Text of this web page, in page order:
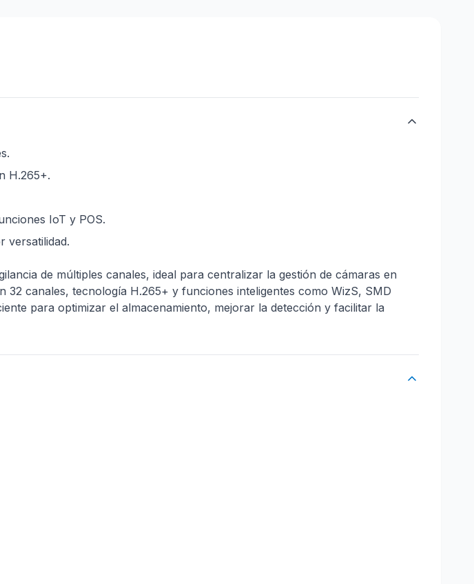
H.265+.
IoT y POS.
versatilidad.
de múltiples canales, ideal para centralizar la gestión de cámaras en
canales, tecnología H.265+ y funciones inteligentes como WizS, SMD
para optimizar el almacenamiento, mejorar la detección y facilitar la